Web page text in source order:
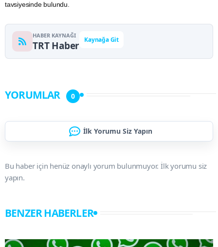
tavsiyesinde bulundu.
HABER KAYNAĞI
TRT Haber Kaynağa Git
YORUMLAR 0
İlk Yorumu Siz Yapın
Bu haber için henüz onaylı yorum bulunmuyor. İlk yorumu siz
yapın.
BENZER HABERLER